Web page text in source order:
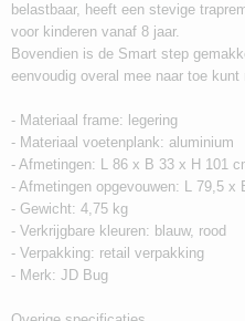
belastbaar, heeft een stevige
voor kinderen vanaf 8 jaar.
Bovendien is de Smart step
eenvoudig overal mee naar toe kunt
- Materiaal frame: legering
- Materiaal voetenplank: aluminium
- Afmetingen: L 86 x B 33 x H 101
- Afmetingen opgevouwen: L 79,5 x
- Gewicht: 4,75 kg
- Verkrijgbare kleuren: blauw, rood
- Verpakking: retail verpakking
- Merk: JD Bug